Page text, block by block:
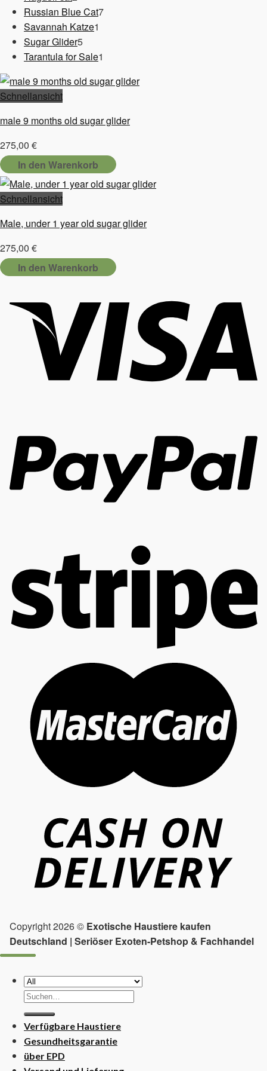
Produkte
Russian Blue Cat77
Savannah Katze1
Sugar Glider55
Produkte
Tarantula for Sale1
Schnellansicht
male 9 months old sugar glider
275,00 €
In den Warenkorb
Schnellansicht
Male, under 1 year old sugar glider
275,00 €
In den Warenkorb
Copyright 2026 © Exotische Haustiere kaufen
Deutschland | Seriöser Exoten-Petshop & Fachhandel
Suchen
nach:
Verfügbare Haustiere
Gesundheitsgarantie
über EPD